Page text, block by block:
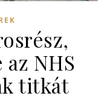
NHS
titkát